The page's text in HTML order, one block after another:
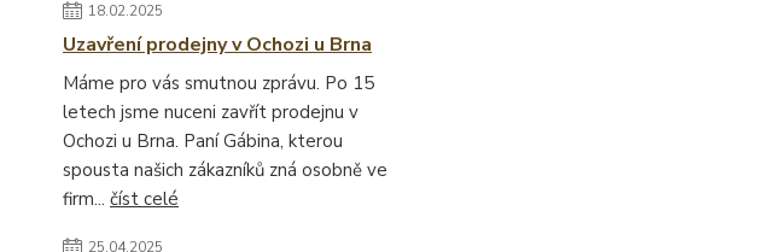
18.02.2025
Uzavření prodejny v Ochozi u Brna
Máme pro vás smutnou zprávu. Po 15
letech jsme nuceni zavřít prodejnu v
Ochozi u Brna. Paní Gábina, kterou
spousta našich zákazníků zná osobně ve
firm... číst celé
25.04.2025